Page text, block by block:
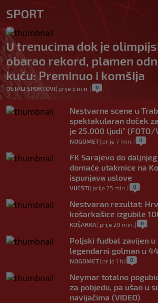
SPORT
U trenucima dok je
obarao rekord, plamen
kuću: Preminuo i komšija
OSTALI SPORTOVI| prije 5 min. | 0
Nestvarne scene u
spektakularan doček
je 25.000 ljudi" (FOTO/
NOGOMET| prije 7 min. | 0
FK Sarajevo do
domaće utakmice na
ispunjava uslove
VIJESTI| prije 25 min. | 0
Nestvaran rezultat:
košarkašice izgubile
KOŠARKA | prije 29 min. | 0
Poljski fudbal zavijen u
legendarni golman u
NOGOMET| prije 1 h | 0
Neymar totalno
za pobjedu, pa ušao u
navijačima (VIDEO)